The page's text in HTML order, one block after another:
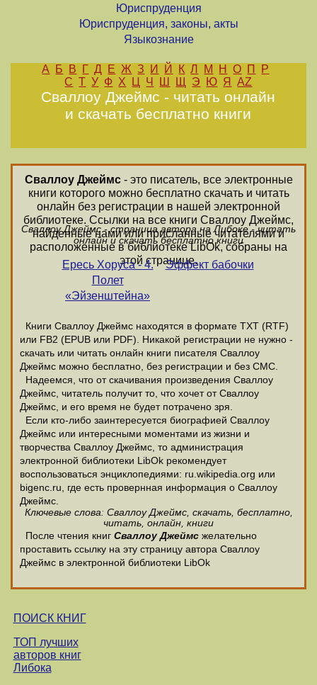
Юриспруденция
Юриспруденция, законы, акты
Языкознание
А Б В Г Д Е Ж З И Й К Л М Н О П
Р
С Т У Ф Х Ц Ч Ш Щ Э Ю Я AZ
Сваллоу Джеймс - читать онлайн
и скачать бесплатно книги
Сваллоу Джеймс- это писатель, все электронные
книги которого можно бесплатно скачать и читать
онлайн без регистрации в нашей электронной
библиотеке. Ссылки на все книги Сваллоу Джеймс,
найденные нами или присланные читателями и
расположенные в библиотеке LibOk, собраны на
этой странице.
Сваллоу Джеймс - страница автора на Либоке - читать
онлайн и скачать бесплатно книги
Ересь Хоруса - 4.
Полет
«Эйзенштейна»
Эффект бабочки
Книги Сваллоу Джеймс находятся в формате ТХТ (RTF)
или FB2 (EPUB или PDF). Никакой регистрации не нужно -
скачать или читать онлайн книги писателя Сваллоу
Джеймс можно бесплатно, без регистрации и без СМС.
Надеемся, что от скачивания произведения Сваллоу
Джеймс, читатель получит то, что хочет от Сваллоу
Джеймс, и его время не будет потрачено зря.
Если кто-либо заинтересуется биографией Сваллоу
Джеймс или интересными моментами из жизни и
творчества Сваллоу Джеймс, то администрация
электронной библиотеки LibOk рекомендует
воспользоваться энциклопедиями: ru.wikipedia.org или
bigenc.ru, где есть провернная информация о Сваллоу
Джеймс.
Ключевые слова: Сваллоу Джеймс, скачать, бесплатно,
читать, онлайн, книги
После чтения книг Сваллоу Джеймс желательно
проставить ссылку на эту страницу автора Сваллоу
Джеймс в электронной библиотеки LibOk
ПОИСК КНИГ
ТОП лучших
авторов книг
Либока